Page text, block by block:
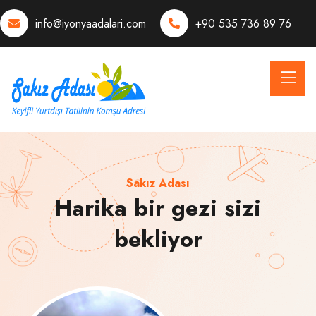
info@iyonyaadalari.com +90 535 736 89 76
Sakız Adası
Harika bir gezi sizi
bekliyor